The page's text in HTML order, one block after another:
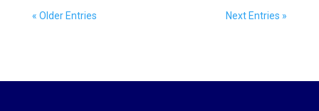
« Older Entries Next Entries »